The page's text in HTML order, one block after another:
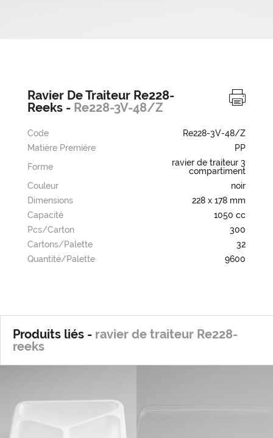
Ravier De Traiteur Re228-
Reeks - Re228-3V-48/Z
Code
Re228-3V-48/Z
Matière Première
PP
Forme
ravier de traiteur 3
compartiment
Couleur
noir
Dimensions
228 x 178 mm
Capacité
1050 cc
Pcs/carton
300
Cartons/palette
32
Quantité/palette
9600
Produits liés - ravier de traiteur Re228-
reeks
Re228-3V-48/W